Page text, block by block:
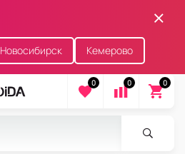
Новосибирск Кемерово
0 0 0